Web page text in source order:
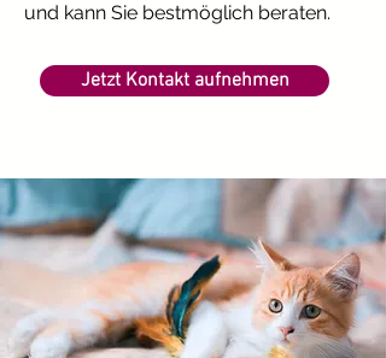
und kann Sie bestmöglich beraten.
Jetzt Kontakt aufnehmen